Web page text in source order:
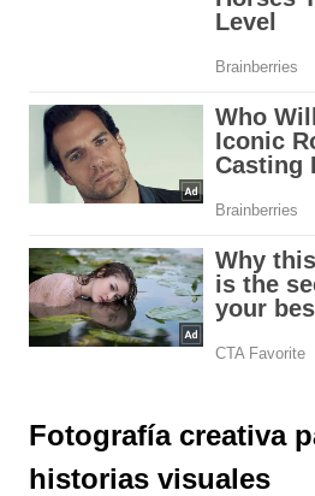
Fotografía creativa
historias visuales